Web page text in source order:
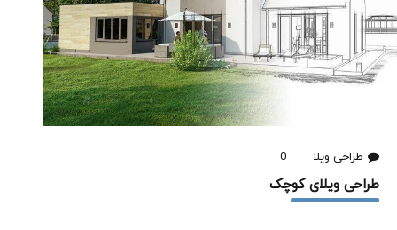
طراحی ویلا 0
طراحی ویلای کوچک